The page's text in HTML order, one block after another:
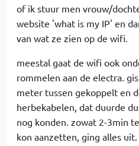
of ik stuur men vrouw/
website 'what is my IP' en
van wat ze zien op de wifi.
meestal gaat de wifi ook
rommelen aan de electra.
meter tussen gekoppelt en
herbekabelen, dat duurde
nog konden. zowat 2-3min
kon aanzetten, ging alles uit.